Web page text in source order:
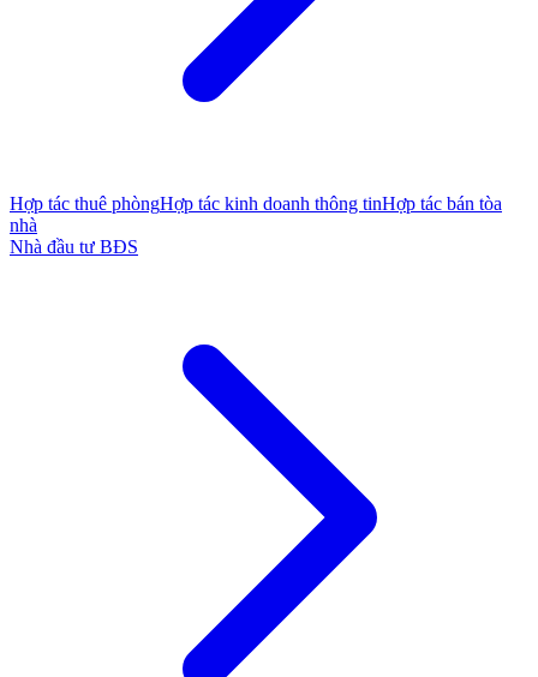
Hợp tác thuê phòngHợp tác kinh doanh thông tinHợp tác bán tòa
nhà
Nhà đầu tư BĐS